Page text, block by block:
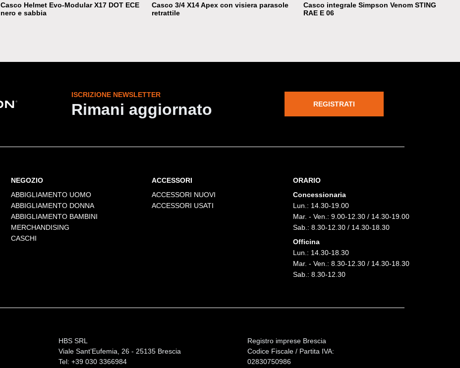
Casco Helmet Evo-Modular X17 DOT ECE
nero e sabbia
Casco 3/4 X14 Apex con visiera parasole
retrattile
Casco integrale Simpson Venom STING
RAE E 06
ISCRIZIONE NEWSLETTER
Rimani aggiornato REGISTRATI
NEGOZIO
ABBIGLIAMENTO UOMO
ABBIGLIAMENTO DONNA
ABBIGLIAMENTO BAMBINI
MERCHANDISING
CASCHI
ACCESSORI
ACCESSORI NUOVI
ACCESSORI USATI
ORARIO
Concessionaria
Lun.: 14.30-19.00
Mar. - Ven.: 9.00-12.30 / 14.30-19.00
Sab.: 8.30-12.30 / 14.30-18.30
Officina
Lun.: 14.30-18.30
Mar. - Ven.: 8.30-12.30 / 14.30-18.30
Sab.: 8.30-12.30
HBS SRL
Viale Sant’Eufemia, 26 - 25135 Brescia
Tel: +39 030 3366984
Registro imprese Brescia
Codice Fiscale / Partita IVA:
02830750986